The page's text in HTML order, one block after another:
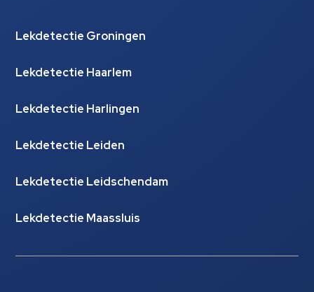
Lekdetectie Groningen
Lekdetectie Haarlem
Lekdetectie Harlingen
Lekdetectie Leiden
Lekdetectie Leidschendam
Lekdetectie Maassluis